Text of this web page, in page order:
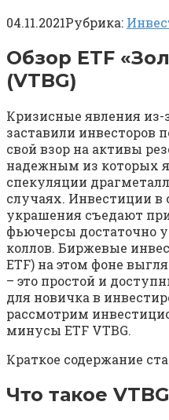
04.11.2021Рубрика:
Обзор ETF
(VTBG)
Кризисные явления из-
заставили инвесторов
свой взор на активы
надежным из которых
спекуляции
случаях. Инвестиции в
украшения съедают
фьючерсы достаточно
коллов. Биржевые
ETF) на этом фоне
– это простой и
для новичка в
рассмотрим
минусы ETF VTBG.
Краткое содержание
Что такое